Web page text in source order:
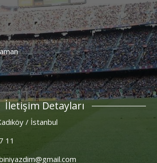
İletişim Detayları
/ İstanbul
11